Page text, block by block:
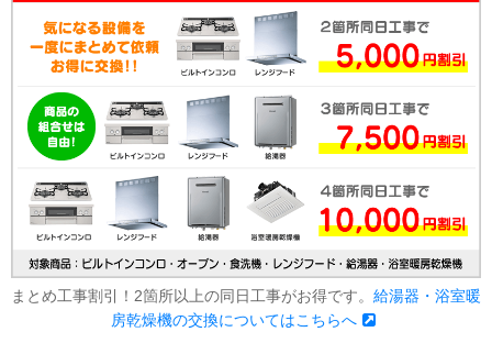
まとめ工事割引！2箇所以上の同日工事がお得です。 給湯器・浴室暖
房乾燥機の交換についてはこちらへ